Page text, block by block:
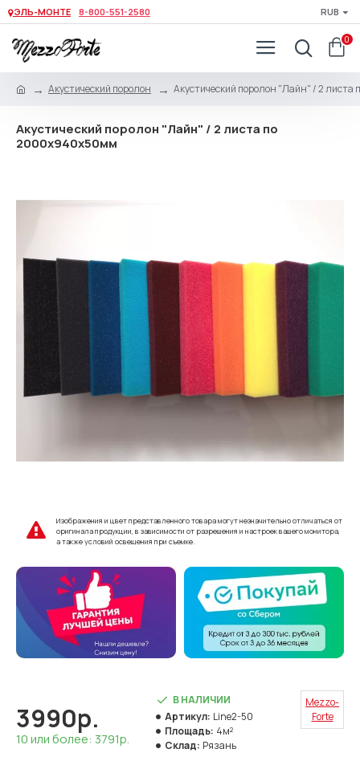
ЭЛЬ-МОНТЕ 8-800-551-2580 RUB
0
Акустический поролон Акустический поролон "Лайн" / 2
Акустический поролон "Лайн" / 2 листа по
2000x940x50мм
Изображения и цвет представленного товара могут незначительно отличаться от
оригинала продукции, в зависимости от разрешения и настроек вашего монитора,
а также условий освещения при съемке.
3990р.
10 или более: 3791р.
В НАЛИЧИИ
Артикул: Line2-50
Площадь: 4м²
Склад: Рязань
Mezzo-
Forte